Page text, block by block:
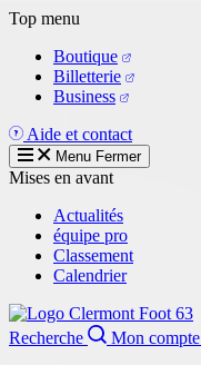
Aller
contenu
principal
Top menu
Boutique
Billetterie
Business
Aide et contact
Menu Fermer
Mises en avant
Actualités
équipe pro
Classement
Calendrier
Recherche
Mon compte